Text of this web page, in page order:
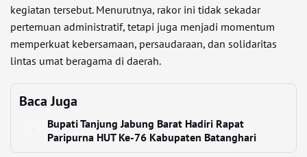
kegiatan tersebut. Menurutnya, rakor ini tidak sekadar
pertemuan administratif, tetapi juga menjadi momentum
memperkuat kebersamaan, persaudaraan, dan solidaritas
lintas umat beragama di daerah.
Baca Juga
Bupati Tanjung Jabung Barat Hadiri Rapat
Paripurna HUT Ke-76 Kabupaten Batanghari